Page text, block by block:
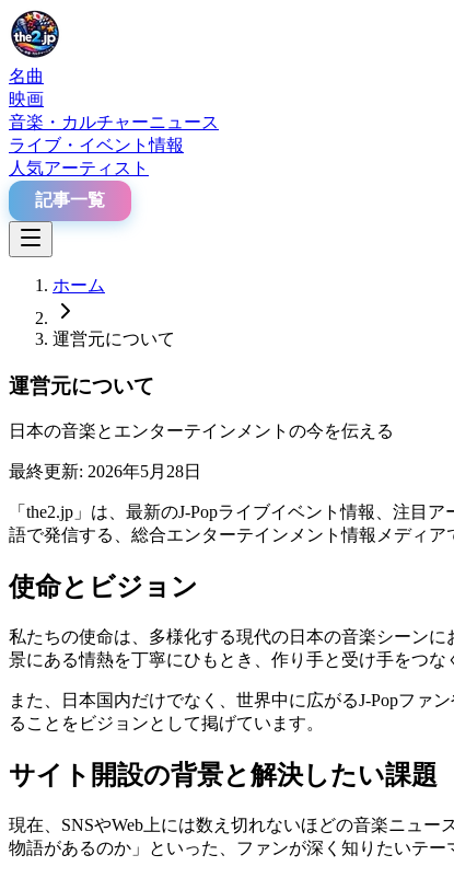
名曲
映画
音楽・カルチャーニュース
ライブ・イベント情報
人気アーティスト
記事一覧
ホーム
運営元について
運営元について
日本の音楽とエンターテインメントの今を伝える
最終更新: 2026年5月28日
「the2.jp」は、最新のJ-Popライブイベント情報、注
語で発信する、総合エンターテインメント情報メディア
使命とビジョン
私たちの使命は、多様化する現代の日本の音楽シーン
景にある情熱を丁寧にひもとき、作り手と受け手をつな
また、日本国内だけでなく、世界中に広がるJ-Popファ
ることをビジョンとして掲げています。
サイト開設の背景と解決したい課題
現在、SNSやWeb上には数え切れないほどの音楽ニュ
物語があるのか」といった、ファンが深く知りたいテー